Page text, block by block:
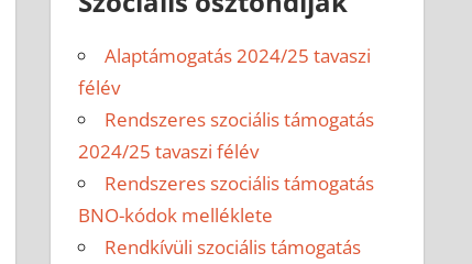
Alaptámogatás 2024/25 tavaszi
félév
Rendszeres szociális támogatás
2024/25 tavaszi félév
Rendszeres szociális támogatás
BNO-kódok melléklete
Rendkívüli szociális támogatás